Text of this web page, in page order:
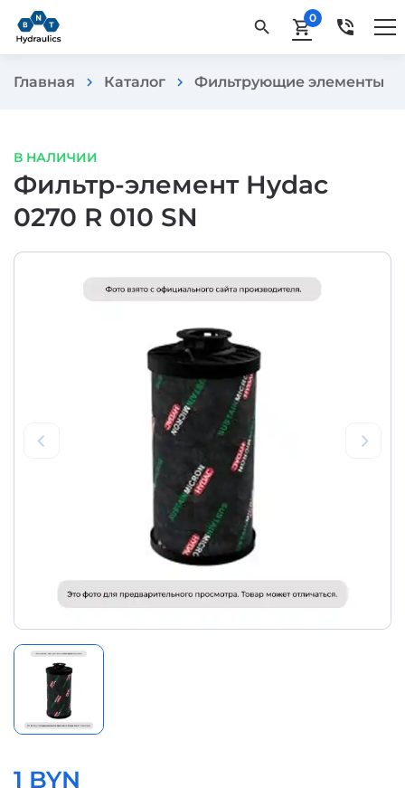
search shopping_cart0 phone_in_talk
Главная chevron_right Каталог chevron_right Фильтрующие элементы
В НАЛИЧИИ
Фильтр-элемент Hydac
0270 R 010 SN
1 BYN